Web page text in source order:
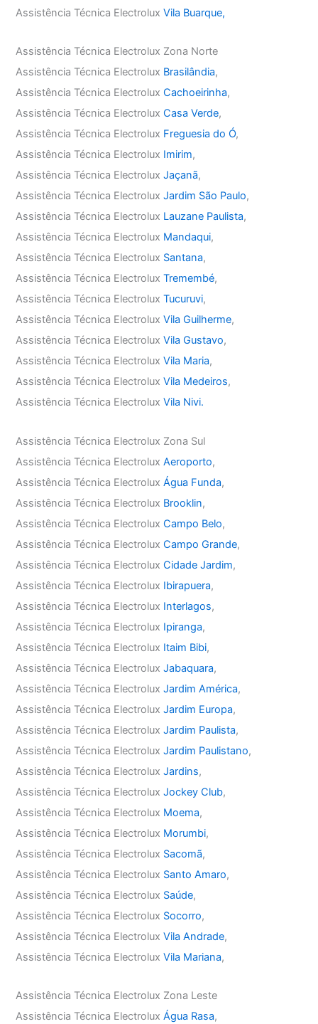
Assistência Técnica ElectroluxVila Buarque,
Assistência Técnica Electrolux Zona Norte
Assistência Técnica Electrolux Brasilândia,
Assistência Técnica ElectroluxCachoeirinha,
Assistência Técnica ElectroluxCasa Verde,
Assistência Técnica Electrolux Freguesia do Ó,
Assistência Técnica Electrolux Imirim,
Assistência Técnica ElectroluxJaçanã,
Assistência Técnica ElectroluxJardim São Paulo,
Assistência Técnica Electrolux Lauzane Paulista,
Assistência Técnica Electrolux Mandaqui,
Assistência Técnica Electrolux Santana,
Assistência Técnica ElectroluxTremembé,
Assistência Técnica ElectroluxTucuruvi,
Assistência Técnica ElectroluxVila Guilherme,
Assistência Técnica ElectroluxVila Gustavo,
Assistência Técnica ElectroluxVila Maria,
Assistência Técnica ElectroluxVila Medeiros,
Assistência Técnica ElectroluxVila Nivi.
Assistência Técnica Electrolux Zona Sul
Assistência Técnica ElectroluxAeroporto,
Assistência Técnica ElectroluxÁgua Funda,
Assistência Técnica Electrolux Brooklin,
Assistência Técnica ElectroluxCampo Belo,
Assistência Técnica ElectroluxCampo Grande,
Assistência Técnica ElectroluxCidade Jardim,
Assistência Técnica Electrolux Ibirapuera,
Assistência Técnica Electrolux Interlagos,
Assistência Técnica Electrolux Ipiranga,
Assistência Técnica Electrolux Itaim Bibi,
Assistência Técnica ElectroluxJabaquara,
Assistência Técnica ElectroluxJardim América,
Assistência Técnica ElectroluxJardim Europa,
Assistência Técnica ElectroluxJardim Paulista,
Assistência Técnica ElectroluxJardim Paulistano,
Assistência Técnica ElectroluxJardins,
Assistência Técnica ElectroluxJockey Club,
Assistência Técnica Electrolux Moema,
Assistência Técnica Electrolux Morumbi,
Assistência Técnica Electrolux Sacomã,
Assistência Técnica Electrolux Santo Amaro,
Assistência Técnica Electrolux Saúde,
Assistência Técnica Electrolux Socorro,
Assistência Técnica ElectroluxVila Andrade,
Assistência Técnica ElectroluxVila Mariana,
Assistência Técnica Electrolux Zona Leste
Assistência Técnica ElectroluxÁgua Rasa,